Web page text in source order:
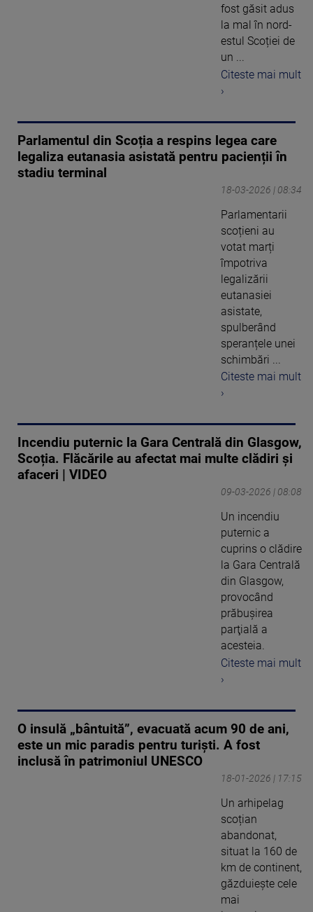
fost găsit adus
la mal în nord-
estul Scoției de
un ...
Citeste mai mult
›
Parlamentul din Scoția a respins legea care
legaliza eutanasia asistată pentru pacienții în
stadiu terminal
18-03-2026 | 08:34
Parlamentarii
scoțieni au
votat marți
împotriva
legalizării
eutanasiei
asistate,
spulberând
speranțele unei
schimbări ...
Citeste mai mult
›
Incendiu puternic la Gara Centrală din Glasgow,
Scoția. Flăcările au afectat mai multe clădiri și
afaceri | VIDEO
09-03-2026 | 08:08
Un incendiu
puternic a
cuprins o clădire
la Gara Centrală
din Glasgow,
provocând
prăbuşirea
parţială a
acesteia.
Citeste mai mult
›
O insulă „bântuită”, evacuată acum 90 de ani,
este un mic paradis pentru turiști. A fost
inclusă în patrimoniul UNESCO
18-01-2026 | 17:15
Un arhipelag
scoțian
abandonat,
situat la 160 de
km de continent,
găzduiește cele
mai